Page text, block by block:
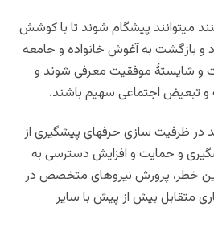
میتوانند پیشگام شوند تا با کوشش
و بازگشت به آغوش خانواده و جامعه
و شایستۀ موفقیت معرفی شوند و
تبعیض اجتماعی سهیم باشند.
در ظرفیت سازی حرفهای پیشگیری از
و حمایت و افزایش دسترسی به
خطر، پرورش نیروهای متخصص در
متقابل بیش از پیش با سایر